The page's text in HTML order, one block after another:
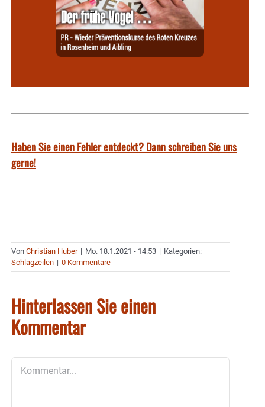
Haben Sie einen Fehler entdeckt? Dann schreiben Sie uns
gerne!
Von Christian Huber | Mo. 18.1.2021 - 14:53 | Kategorien:
Schlagzeilen | 0 Kommentare
Hinterlassen Sie einen
Kommentar